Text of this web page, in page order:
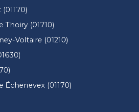
Thoiry (01710)
Voltaire (01210)
Échenevex (01170)